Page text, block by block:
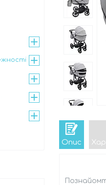
Опис